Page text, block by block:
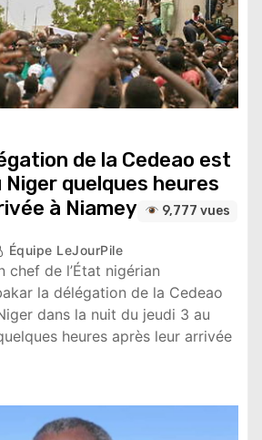
de la Cedeao est
Niger quelques heures
à Niamey
9,777 vues
Équipe LeJourPile
chef de l’État nigérian
la délégation de la Cedeao
Niger dans la nuit du jeudi 3 au
heures après leur arrivée